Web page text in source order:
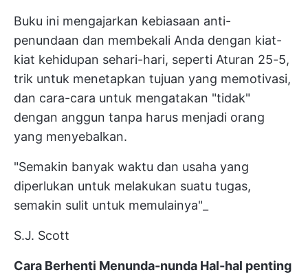
Buku ini mengajarkan kebiasaan anti-
penundaan dan membekali Anda dengan kiat-
kiat kehidupan sehari-hari, seperti Aturan 25-5,
trik untuk menetapkan tujuan yang memotivasi,
dan cara-cara untuk mengatakan "tidak"
dengan anggun tanpa harus menjadi orang
yang menyebalkan.
"Semakin banyak waktu dan usaha yang
diperlukan untuk melakukan suatu tugas,
semakin sulit untuk memulainya"_
S.J. Scott
Cara Berhenti Menunda-nunda Hal-hal penting